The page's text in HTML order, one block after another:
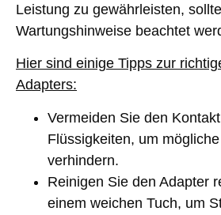
Leistung zu gewährleisten,
Wartungshinweise beachtet
Hier sind einige Tipps zur
Adapters:
Vermeiden Sie den
Flüssigkeiten, um
verhindern.
Reinigen Sie den Adapter
einem weichen Tuch, um